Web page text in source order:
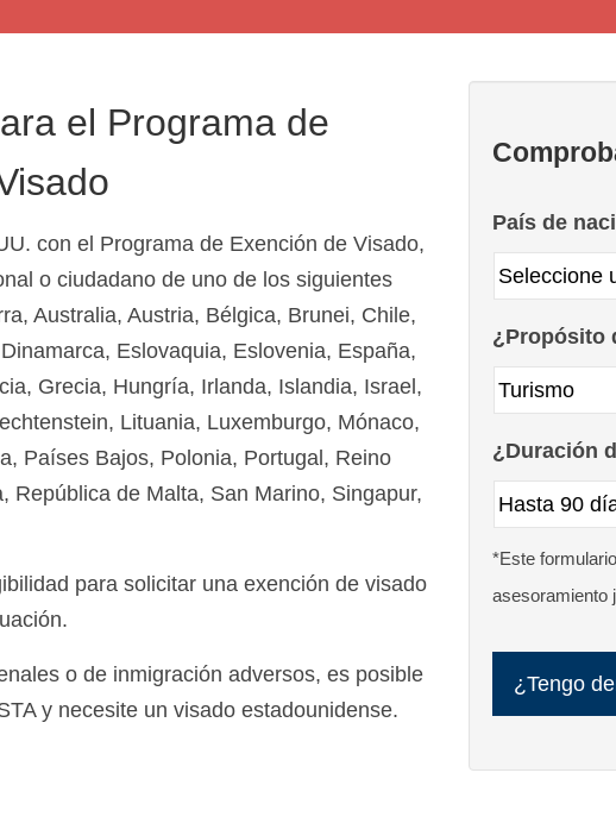
el Programa de
con el Programa de Exención de Visado,
o ciudadano de uno de los siguientes
Australia, Austria, Bélgica, Brunei, Chile,
Eslovaquia, Eslovenia, España,
Grecia, Hungría, Irlanda, Islandia, Israel,
Lituania, Luxemburgo, Mónaco,
Países Bajos, Polonia, Portugal, Reino
República de Malta, San Marino, Singapur,
para solicitar una exención de visado
o de inmigración adversos, es posible
y necesite un visado estadounidense.
País de
¿Propósito
¿Duración
*Este
asesoramiento